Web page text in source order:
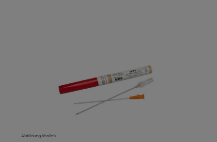
Abbildung ähnlich